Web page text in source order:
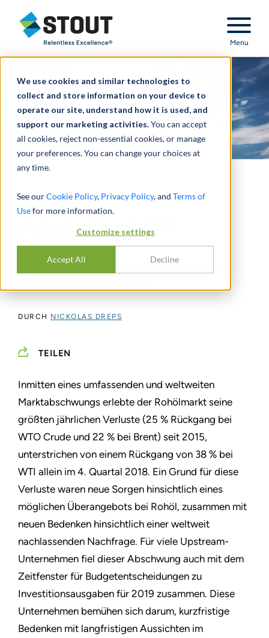
We use cookies and similar technologies to
collect and store information on your device to
operate our site, understand how it is used, and
support our marketing activities.You can accept
all cookies, reject non-essential cookies, or manage
your preferences. You can change your choices at
any time.
See ourCookie Policy, Privacy Policy, and Terms of
Usefor more information.
Customize settings
Accept All Decline
Stout Relentless Excellence
Menu
Energie
4. QUARTAL 2018
Fokus auf die Stabilität für 2019 nach dem
DURCH NICKOLAS DREPS
TEILEN
Inmitten eines umfassenden und weltweiten
Marktabschwungs erlebte der Rohölmarkt seine
größten jährlichen Verluste (25 % Rückgang bei
WTO Crude und 22 % bei Brent) seit 2015,
unterstrichen von einem Rückgang von 38 % bei
WTI allein im 4. Quartal 2018. Ein Grund für diese
Verluste waren neue Sorgen hinsichtlich eines
möglichen Überangebots bei Rohöl, zusammen mit
neuen Bedenken hinsichtlich einer weltweit
nachlassenden Nachfrage. Für viele Upstream-
Unternehmen fiel dieser Abschwung auch mit dem
Zeitfenster für Budgetentscheidungen zu
Investitionsausgaben für 2019 zusammen. Diese
Unternehmen bemühen sich darum, kurzfristige
Bedenken mit langfristigen Aussichten im